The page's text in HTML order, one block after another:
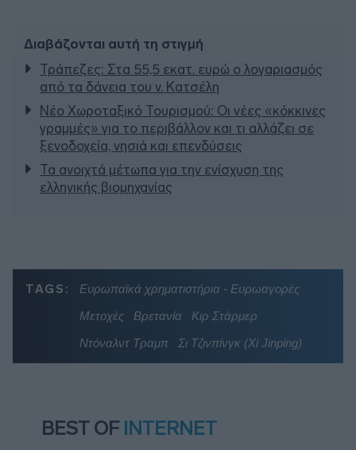
Διαβάζονται αυτή τη στιγμή
Τράπεζες: Στα 55,5 εκατ. ευρώ ο λογαριασμός
από τα δάνεια του ν. Κατσέλη
Νέο Χωροταξικό Τουρισμού: Οι νέες «κόκκινες
γραμμές» για το περιβάλλον και τι αλλάζει σε
ξενοδοχεία, νησιά και επενδύσεις
Τα ανοιχτά μέτωπα για την ενίσχυση της
ελληνικής βιομηχανίας
TAGS:
Ευρωπαϊκά χρηματιστήρια - Ευρωαγορές
Μετοχές
Βρετανία
Κιρ Στάρμερ
Ντόναλντ Τραμπ
Σι Τζινπίνγκ (Xi Jinping)
BEST OF INTERNET